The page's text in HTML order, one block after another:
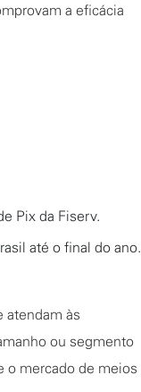
a eficácia
Pix da Fiserv.
até o final do ano.
atendam às
ou segmento
o mercado de meios